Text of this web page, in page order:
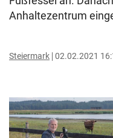
Anhaltezentrum
Steiermark 02.02.2021